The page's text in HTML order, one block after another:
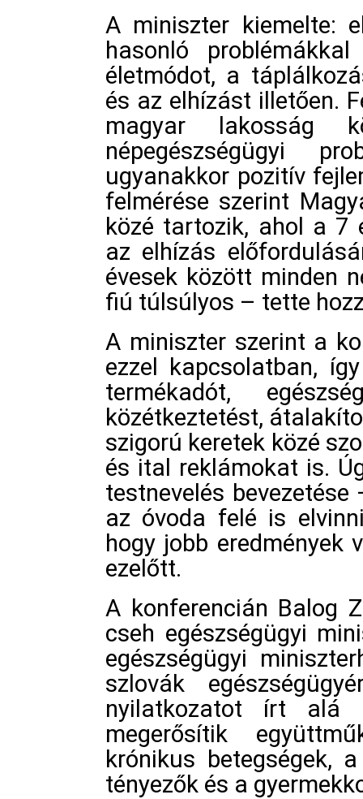
A miniszter kiemelte:
hasonló
életmódot, a
és az elhízást illetően.
magyar lakosság
népegészségügyi
ugyanakkor pozitív
felmérése szerint
közé tartozik, ahol a 7
az elhízás
évesek között minden
fiú túlsúlyos – tette
A miniszter szerint a
ezzel kapcsolatban,
termékadót,
közétkeztetést,
szigorú keretek közé
és ital reklámokat is.
testnevelés
az óvoda felé is
hogy jobb eredmények
ezelőtt.
A konferencián Balog
cseh egészségügyi
egészségügyi
szlovák
nyilatkozatot írt alá
megerősítik
krónikus betegségek,
tényezők és a